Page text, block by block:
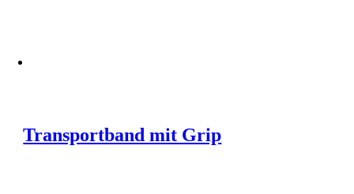
Transportband mit Grip